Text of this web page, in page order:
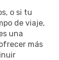
o si tu
de viaje,
una
más